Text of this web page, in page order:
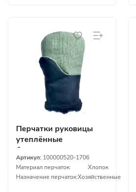
Перчатки руковицы
утеплённые
брезентовые
Артикул: 100000520-1706
Материал перчаток:
Хлопок
Назначение перчаток:Хозяйственные